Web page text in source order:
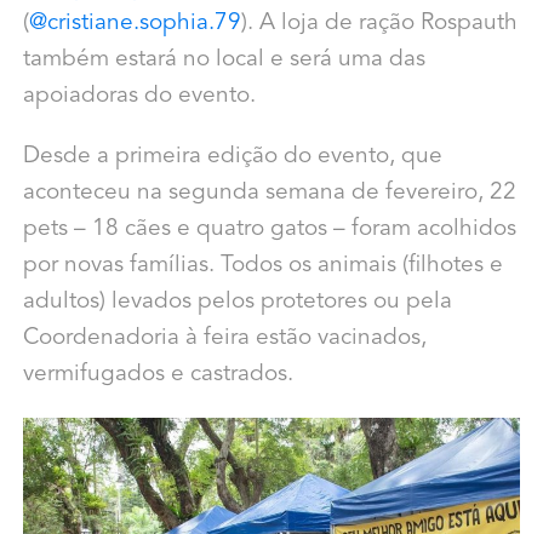
(@cristiane.sophia.79). A loja de ração Rospauth
também estará no local e será uma das
apoiadoras do evento.
Desde a primeira edição do evento, que
aconteceu na segunda semana de fevereiro, 22
pets – 18 cães e quatro gatos – foram acolhidos
por novas famílias. Todos os animais (filhotes e
adultos) levados pelos protetores ou pela
Coordenadoria à feira estão vacinados,
vermifugados e castrados.